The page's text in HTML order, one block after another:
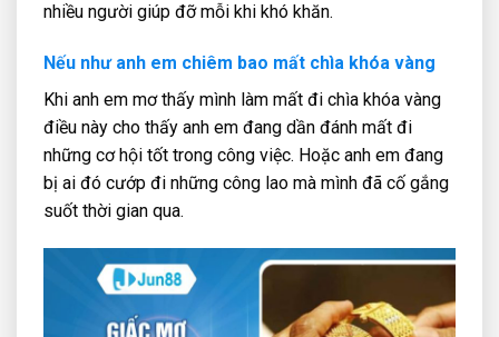
nhiều người giúp đỡ mỗi khi khó khăn.
Nếu như anh em chiêm bao mất chìa khóa vàng
Khi anh em mơ thấy mình làm mất đi chìa khóa vàng
điều này cho thấy anh em đang dần đánh mất đi
những cơ hội tốt trong công việc. Hoặc anh em đang
bị ai đó cướp đi những công lao mà mình đã cố gắng
suốt thời gian qua.